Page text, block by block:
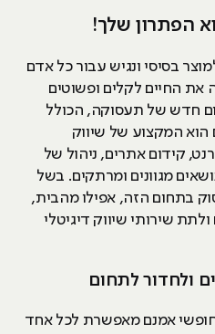
הפתרון שלך!
בסיסי ונגיש עבור כל אדם
החיים לקלים ופשוטים
חדש של תעסוקה, הכולל
המקצוע של שיווק
קידום אתרים, ניהול של
מגוונים ומרתקים. בשל
בתחום הזה, אפילו מהבית,
שירותי שיווק דיגיטלי
ולחדור לתחום
אמנם מאפשרת לכל אחד